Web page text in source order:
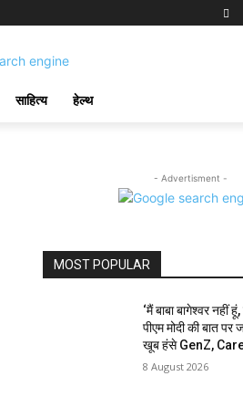
साहित्य हेल्थ
- Advertisment -
MOST POPULAR
‘मैं बाबा बागेश्वर नहीं
पीएम मोदी की बात पर
खूब हंसे GenZ,
8 August 2026